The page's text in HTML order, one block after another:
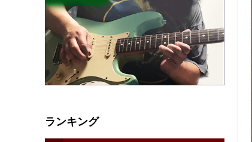
ランキング